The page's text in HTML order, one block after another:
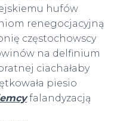
hufów
renegocjacyjną
częstochowscy
na delfinium
ciachałaby
piesio
falandyzacją